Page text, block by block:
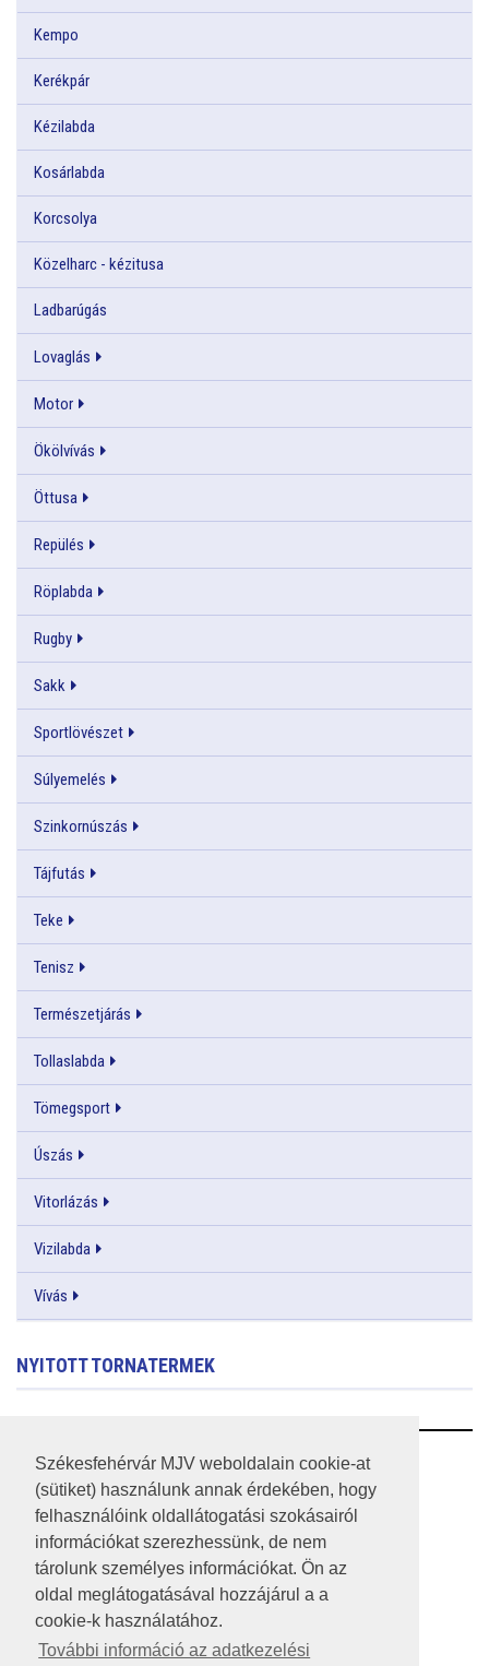
Székesfehérvár MJV weboldalain cookie-at
(sütiket) használunk annak érdekében, hogy
felhasználóink oldallátogatási szokásairól
információkat szerezhessünk, de nem
tárolunk személyes információkat. Ön az
oldal meglátogatásával hozzájárul a a
cookie-k használatához.
További információ az adatkezelési
Kempo
Kerékpár
Kézilabda
Kosárlabda
Korcsolya
Közelharc - kézitusa
Ladbarúgás
Lovaglás
Motor
Ökölvívás
Öttusa
Repülés
Röplabda
Rugby
Sakk
Sportlövészet
Súlyemelés
Szinkornúszás
Tájfutás
Teke
Tenisz
Természetjárás
Tollaslabda
Tömegsport
Úszás
Vitorlázás
Vizilabda
Vívás
NYITOTT TORNATERMEK
RSS
A HONLAP 2017.03.31-I ÁLLAPOTA
JOGI NYILATKOZAT
IMPRESSZUM